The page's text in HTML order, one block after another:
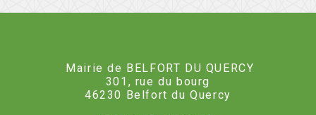
Mairie de BELFORT DU QUERCY
301, rue du bourg
46230 Belfort du Quercy